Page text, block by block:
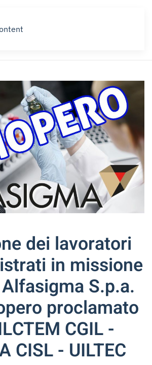
dei lavoratori
in missione
S.p.a.
proclamato
CGIL -
CISL - UILTEC